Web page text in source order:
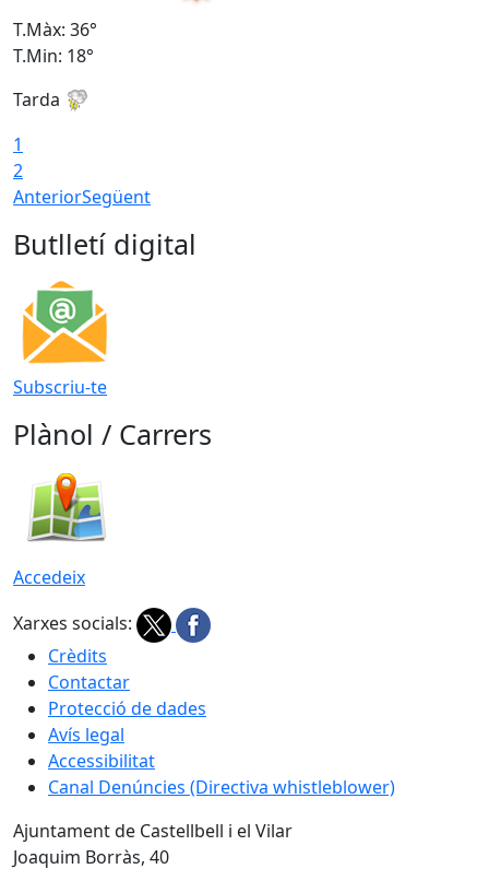
T.Màx: 36°
T.Min: 18°
Tarda
1
2
AnteriorSegüent
Butlletí digital
Subscriu-te
Plànol / Carrers
Accedeix
Xarxes socials:
Crèdits
Contactar
Protecció de dades
Avís legal
Accessibilitat
Canal Denúncies (Directiva whistleblower)
Ajuntament de Castellbell i el Vilar
Joaquim Borràs, 40